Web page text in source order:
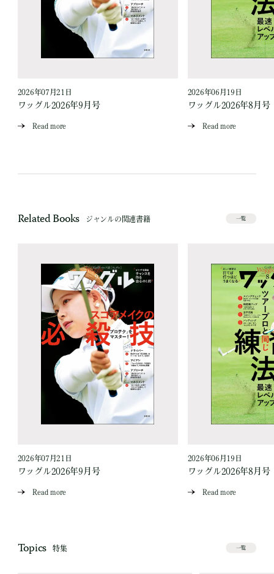
2026年07月21日
ワッグル2026年9月号
Read more
2026年06月19日
ワッグル2026年8月号
Read more
Related Books ジャンルの関連書籍 一覧
2026年07月21日
ワッグル2026年9月号
Read more
2026年06月19日
ワッグル2026年8月号
Read more
Topics 特集 一覧